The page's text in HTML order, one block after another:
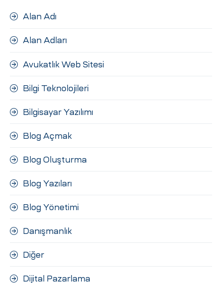
Alan Adı
Alan Adları
Avukatlık Web Sitesi
Bilgi Teknolojileri
Bilgisayar Yazılımı
Blog Açmak
Blog Oluşturma
Blog Yazıları
Blog Yönetimi
Danışmanlık
Diğer
Dijital Pazarlama